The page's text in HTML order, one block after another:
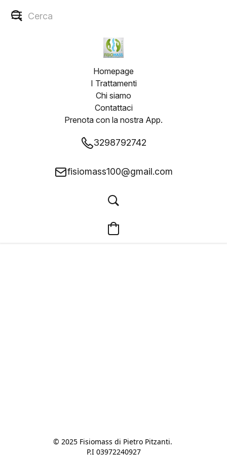
Homepage
I Trattamenti
Chi siamo
Contattaci
Prenota con la nostra App.
3298792742
fisiomass100@gmail.com
© 2025 Fisiomass di Pietro Pitzanti.
P.I 03972240927